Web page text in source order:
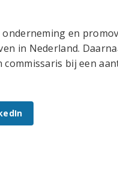
en
in Nederland.
bij een